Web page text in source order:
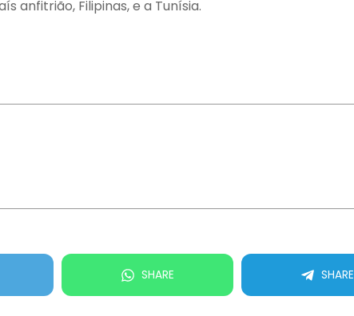
anfitrião, Filipinas, e a Tunísia.
SHARE SHARE